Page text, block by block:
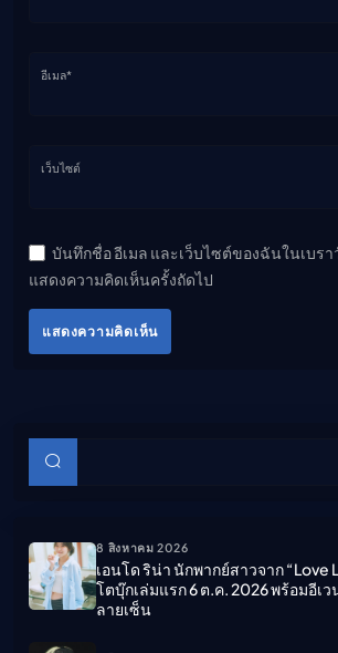
อีเมล*
เว็บไซต์
บันทึกชื่อ อีเมล และเว็บไซต์ของฉันในเบร
แสดงความคิดเห็นครั้งถัดไป
แสดงความคิดเห็น
บทความย่อย
8 สิงหาคม 2026
เอนโด ริน่า นักพากย์สาวจาก “Love
โตบุ๊กเล่มแรก 6 ต.ค. 2026 พร้อมอีเ
ลายเซ็น